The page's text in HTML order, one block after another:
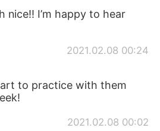
nice!! I’m happy to hear
2021.02.08 00:24
to practice with them
2021.02.08 00:02